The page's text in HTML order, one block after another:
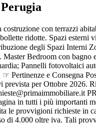
costruzione con terrazzi
ridotte. Spazi
degli Spazi Interni
Master Bedroom con
Pannelli fotovoltaici
Pertinenze e Consegna
prevista per Ottobre 2026.
in tutti i più importanti
le provvigioni richieste in
di 4.000 oltre iva. Tali